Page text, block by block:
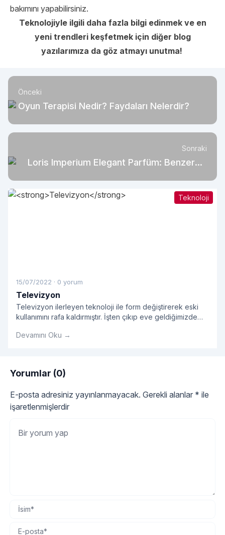
bakımını yapabilirsiniz.
Teknolojiyle ilgili daha fazla bilgi edinmek ve en
yeni trendleri keşfetmek için diğer blog
yazılarımıza da göz atmayı unutma!
Önceki
Oyun Terapisi Nedir? Faydaları Nelerdir?
Sonraki
Loris Imperium Elegant Parfüm: Benzersiz
Teknoloji
15/07/2022 · 0 yorum
Televizyon
Televizyon ilerleyen teknoloji ile form değiştirerek eski
kullanımını rafa kaldırmıştır. İşten çıkıp eve geldiğimizde
keyfi sürmektir.
Devamını Oku →
Yorumlar (0)
E-posta adresiniz yayınlanmayacak. Gerekli alanlar * ile
işaretlenmişlerdir